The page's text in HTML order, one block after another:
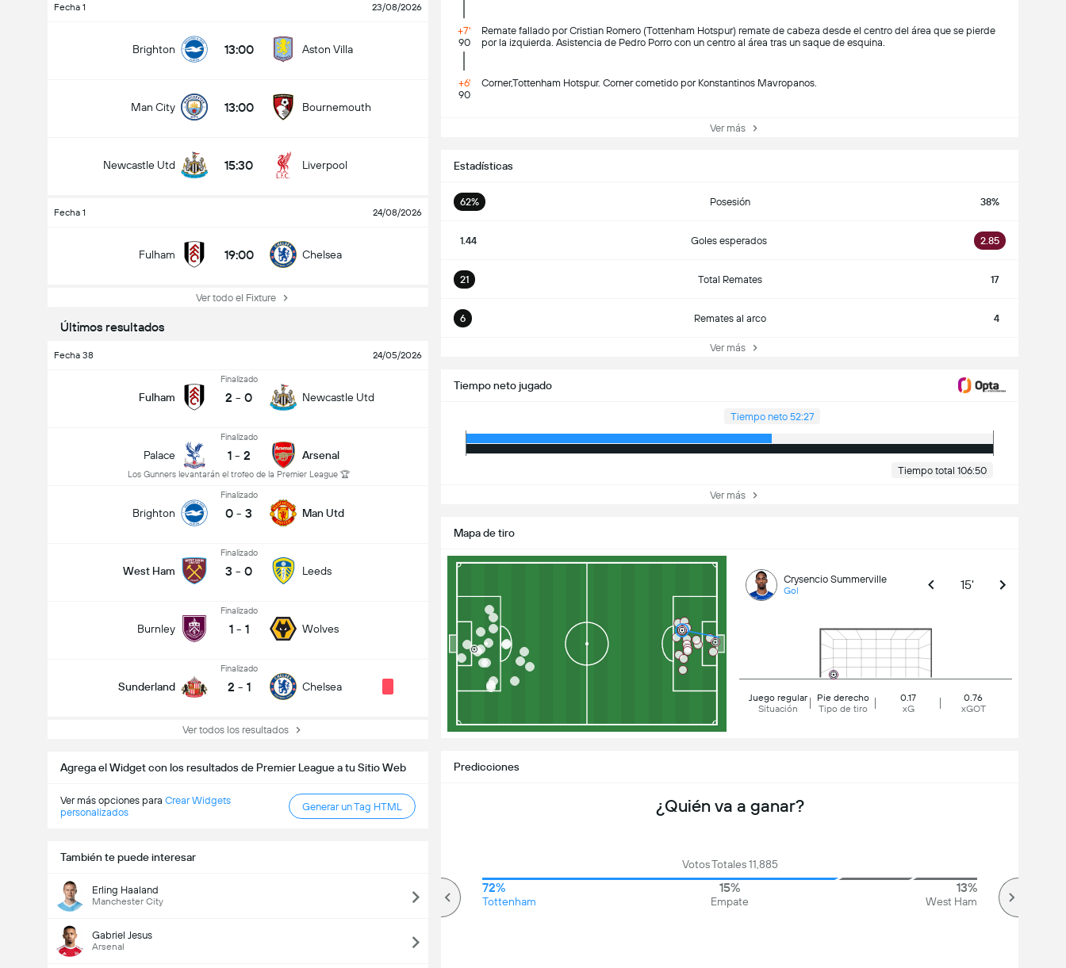
Fecha 1 23/08/2026
Brighton 13:00 Aston Villa
Man City 13:00 Bournemouth
Newcastle Utd 15:30 Liverpool
Fecha 1 24/08/2026
Fulham 19:00 Chelsea
Ver todo el Fixture
Últimos resultados
Fecha 38 24/05/2026
Fulham
Finalizado
2 - 0 Newcastle Utd
Palace
Finalizado
1 - 2
Los Gunners levantarán el trofeo de la Premier League 🏆
Arsenal
Brighton
Finalizado
0 - 3 Man Utd
West Ham
Finalizado
3 - 0 Leeds
Burnley
Finalizado
1 - 1 Wolves
Sunderland
Finalizado
2 - 1 Chelsea
Ver todos los resultados
Agrega el Widget con los resultados de Premier League a tu Sitio Web
Ver más opciones para Crear Widgets
personalizados
Generar un Tag HTML
También te puede interesar
Erling Haaland
Manchester City
Gabriel Jesus
Arsenal
+7'
90
Remate fallado por Cristian Romero (Tottenham Hotspur) remate de cabeza desde el centro del área que se pierde
por la izquierda. Asistencia de Pedro Porro con un centro al área tras un saque de esquina.
+6'
90
Corner,Tottenham Hotspur. Corner cometido por Konstantinos Mavropanos.
Ver más
Estadísticas
62% Posesión 38%
1.44 Goles esperados 2.85
21 Total Remates 17
6 Remates al arco 4
Ver más
Tiempo neto jugado
Tiempo neto 52:27
Tiempo total 106:50
Ver más
Mapa de tiro
Crysencio Summerville
Gol 15'
Juego regular
Situación
Pie derecho
Tipo de tiro
0.17
xG
0.76
xGOT
Predicciones
¿Quién va a ganar?
Votos Totales 11,885
72%
Tottenham
15%
Empate
13%
West Ham
Goles en el partido (2.5)
Votos Totales 1,017